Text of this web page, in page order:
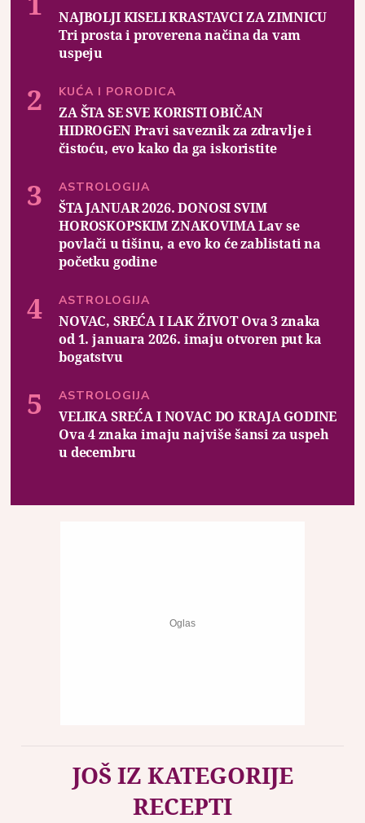
NAJBOLJI KISELI KRASTAVCI ZA ZIMNICU
Tri prosta i proverena načina da vam
uspeju
KUĆA I PORODICA
ZA ŠTA SE SVE KORISTI OBIČAN
HIDROGEN Pravi saveznik za zdravlje i
čistoću, evo kako da ga iskoristite
ASTROLOGIJA
ŠTA JANUAR 2026. DONOSI SVIM
HOROSKOPSKIM ZNAKOVIMA Lav se
povlači u tišinu, a evo ko će zablistati na
početku godine
ASTROLOGIJA
NOVAC, SREĆA I LAK ŽIVOT Ova 3 znaka
od 1. januara 2026. imaju otvoren put ka
bogatstvu
ASTROLOGIJA
VELIKA SREĆA I NOVAC DO KRAJA GODINE
Ova 4 znaka imaju najviše šansi za uspeh
u decembru
JOŠ IZ KATEGORIJE
RECEPTI